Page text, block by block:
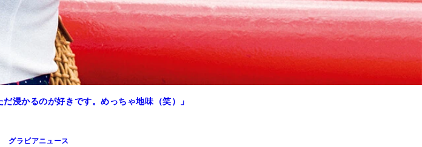
浸かるのが好きです。めっちゃ地味（笑）」
グラビアニュース